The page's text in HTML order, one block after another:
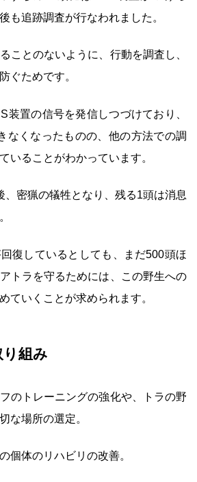
も追跡調査が行なわれました。
ことのないように、行動を調査し、
ぐためです。
装置の信号を発信しつづけており、
なくなったものの、他の方法での調
いることがわかっています。
、密猟の犠牲となり、残る1頭は消息
復しているとしても、まだ500頭ほ
トラを守るためには、この野生への
ていくことが求められます。
組み
のトレーニングの強化や、トラの野
な場所の選定。
個体のリハビリの改善。